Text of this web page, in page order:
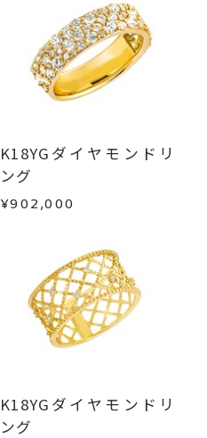
K18YGダイヤモンドリ
ング
¥902,000
K18YGダイヤモンドリ
ング